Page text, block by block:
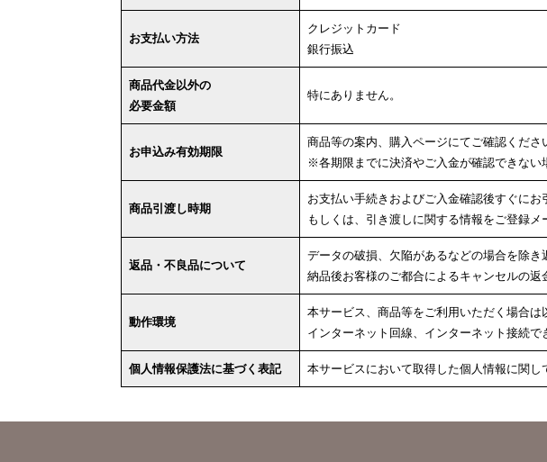
お支払い方法
クレジットカード
銀行振込
商品代金以外の
必要金額
特にありません。
お申込み有効期限
商品等の案内、購入ページにてご確認くださ
※各期限までに決済やご入金が確認できない
商品引渡し時期
お支払い手続きおよびご入金確認後すぐにお
もしくは、引き渡しに関する情報をご登録メ
返品・不良品について
データの破損、欠陥があるなどの場合を除き
納品後お客様のご都合によるキャンセルの返
動作環境
本サービス、商品等をご利用いただく場合は
インターネット回線、インターネット接続
個人情報保護法に基づく表記 本サービスにおいて取得した個人情報に関し